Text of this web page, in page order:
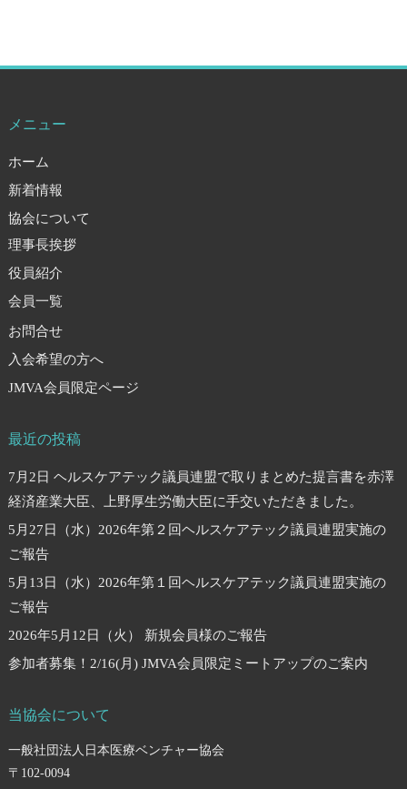
メニュー
ホーム
新着情報
協会について
理事長挨拶
役員紹介
会員一覧
お問合せ
入会希望の方へ
JMVA会員限定ページ
最近の投稿
7月2日 ヘルスケアテック議員連盟で取りまとめた提言書を赤澤
経済産業大臣、上野厚生労働大臣に手交いただきました。
5月27日（水）2026年第２回ヘルスケアテック議員連盟実施の
ご報告
5月13日（水）2026年第１回ヘルスケアテック議員連盟実施の
ご報告
2026年5月12日（火） 新規会員様のご報告
参加者募集！2/16(月) JMVA会員限定ミートアップのご案内
当協会について
一般社団法人日本医療ベンチャー協会
〒102-0094